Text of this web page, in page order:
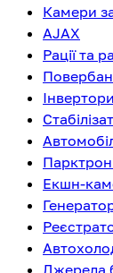
Камери
AJAX
Рації та
Екшн-
Джерела